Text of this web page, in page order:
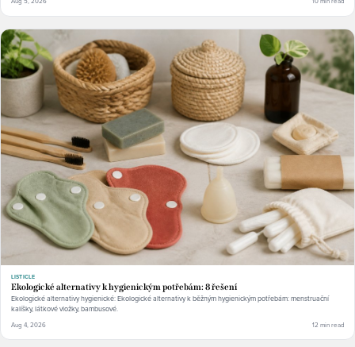
LISTICLE
Ekologické alternativy k hygienickým potřebám: 8 řešení
Ekologické alternativy hygienické: Ekologické alternativy k běžným hygienickým potřebám: menstruační
kalíšky, látkové vložky, bambusové.
Aug 4, 2026 12 min read